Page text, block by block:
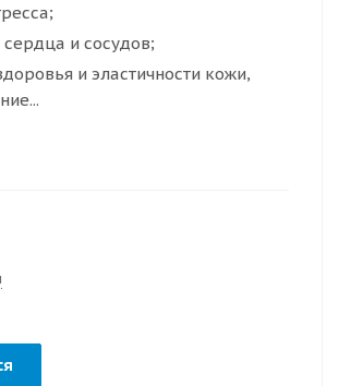
и сосудов;
и эластичности кожи,